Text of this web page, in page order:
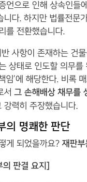
언으로 인해 상속인들
니다. 하지만 법률전문
를 전환했습니다.
반 사항이 존재하는 건
상태로 인도할 의무를
임’에 해당한다. 비록
서 그 손해배상 채무를
강력히 주장했습니다.
의 명쾌한 판단
게 되었을까요? 재판
의 판결 요지]